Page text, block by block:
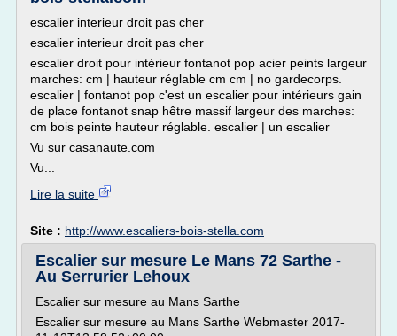
escalier interieur droit pas cher
escalier interieur droit pas cher
escalier droit pour intérieur fontanot pop acier peints largeur
marches: cm | hauteur réglable cm cm | no gardecorps.
escalier | fontanot pop c'est un escalier pour intérieurs gain
de place fontanot snap hêtre massif largeur des marches:
cm bois peinte hauteur réglable. escalier | un escalier
Vu sur casanaute.com
Vu...
Lire la suite
Site : http://www.escaliers-bois-stella.com
Escalier sur mesure Le Mans 72 Sarthe -
Au Serrurier Lehoux
Escalier sur mesure au Mans Sarthe
Escalier sur mesure au Mans Sarthe Webmaster 2017-